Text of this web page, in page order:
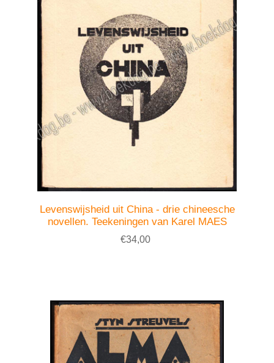
Levenswijsheid uit China - drie chineesche
novellen. Teekeningen van Karel MAES
€34,00